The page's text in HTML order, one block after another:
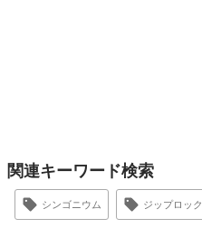
関連キーワード検索
シンゴニウム ジップロック